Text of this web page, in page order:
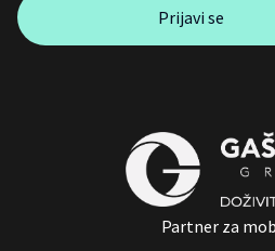
Prijavi se
Partner za